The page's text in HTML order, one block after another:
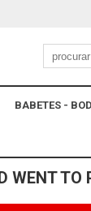
BABETES -
WENT TO